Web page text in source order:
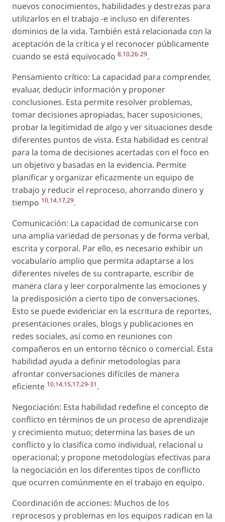
nuevos conocimientos, habilidades y destrezas para
utilizarlos en el trabajo -e incluso en diferentes
dominios de la vida. También está relacionada con la
aceptación de la crítica y el reconocer públicamente
cuando se está equivocado 8,10,26-29.
Pensamiento crítico: La capacidad para comprender,
evaluar, deducir información y proponer
conclusiones. Esta permite resolver problemas,
tomar decisiones apropiadas, hacer suposiciones,
probar la legitimidad de algo y ver situaciones desde
diferentes puntos de vista. Esta habilidad es central
para la toma de decisiones acertadas con el foco en
un objetivo y basadas en la evidencia. Permite
planificar y organizar eficazmente un equipo de
trabajo y reducir el reproceso, ahorrando dinero y
tiempo 10,14,17,29.
Comunicación: La capacidad de comunicarse con
una amplia variedad de personas y de forma verbal,
escrita y corporal. Par ello, es necesario exhibir un
vocabulario amplio que permita adaptarse a los
diferentes niveles de su contraparte, escribir de
manera clara y leer corporalmente las emociones y
la predisposición a cierto tipo de conversaciones.
Esto se puede evidenciar en la escritura de reportes,
presentaciones orales, blogs y publicaciones en
redes sociales, así como en reuniones con
compañeros en un entorno técnico o comercial. Esta
habilidad ayuda a definir metodologías para
afrontar conversaciones difíciles de manera
eficiente 10,14,15,17,29-31.
Negociación: Esta habilidad redefine el concepto de
conflicto en términos de un proceso de aprendizaje
y crecimiento mutuo; determina las bases de un
conflicto y lo clasifica como individual, relacional u
operacional; y propone metodologías efectivas para
la negociación en los diferentes tipos de conflicto
que ocurren comúnmente en el trabajo en equipo.
Coordinación de acciones: Muchos de los
reprocesos y problemas en los equipos radican en la